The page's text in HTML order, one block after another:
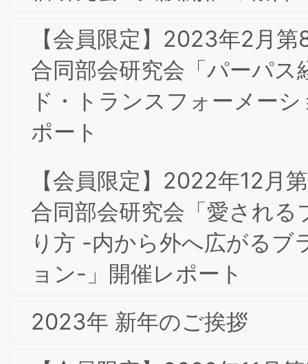
【会員限定】2020年9月 第4回東京専門
部会委員会 「『Airレジ』のブランディ
ングとその ビジネス貢献の証明」㈱リ
クルート野村恭子 氏
【会員限定】2020年7月 第3回東京専門
ーションによる新たな社会創造―世界の
貧困層17億人を救うGMSの挑戦―」
Global Mobility Service(株) 中島徳至氏
【会員限定】2019年11⽉ 第16回東京フ
ォーラム 開催レポート 「顧客体験
通、ブランド戦略－デジタルとアナログ